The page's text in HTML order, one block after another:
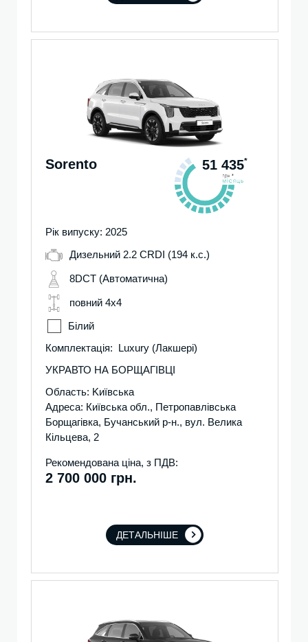
Sorento 51 435*
Рік випуску: 2025
Дизельний 2.2 CRDI (194 к.с.)
8DCT (Автоматична)
повний 4х4
Білий
Комплектація: Luxury (Лакшері)
УКРАВТО НА БОРЩАГІВЦІ
Область: Kиївська
Адреса: Київська обл., Петропавлівська
Борщагівка, Бучанський р-н., вул. Велика
Кільцева, 2
Рекомендована ціна, з ПДВ:
2 700 000 грн.
ДЕТАЛЬНІШЕ